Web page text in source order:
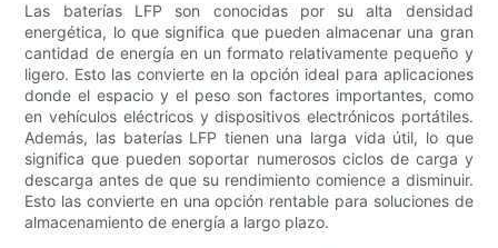
Las baterías LFP son conocidas por su alta densidad
energética, lo que significa que pueden almacenar una gran
cantidad de energía en un formato relativamente pequeño y
ligero. Esto las convierte en la opción ideal para aplicaciones
donde el espacio y el peso son factores importantes, como
en vehículos eléctricos y dispositivos electrónicos portátiles.
Además, las baterías LFP tienen una larga vida útil, lo que
significa que pueden soportar numerosos ciclos de carga y
descarga antes de que su rendimiento comience a disminuir.
Esto las convierte en una opción rentable para soluciones de
almacenamiento de energía a largo plazo.